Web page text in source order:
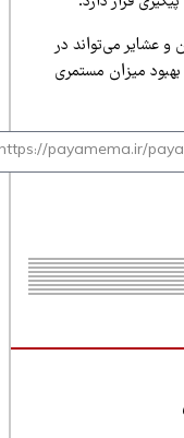
می‌تواند در
میزان مستمری